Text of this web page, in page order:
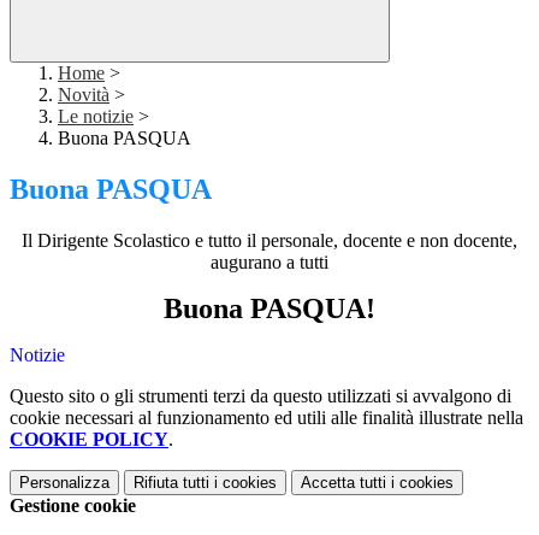
Home >
Novità >
Le notizie >
Buona PASQUA
Buona PASQUA
Il Dirigente Scolastico e tutto il personale, docente e non docente,
augurano a tutti
Buona PASQUA!
Notizie
Questo sito o gli strumenti terzi da questo utilizzati si avvalgono di
cookie necessari al funzionamento ed utili alle finalità illustrate nella
COOKIE POLICY.
Personalizza Rifiuta tutti i cookies Accetta tutti i cookies
Gestione cookie